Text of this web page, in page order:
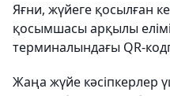
Яғни, жүйеге қосылған
қосымшасы арқылы
терминалындағы QR-
Жаңа жүйе кәсіпкерлер